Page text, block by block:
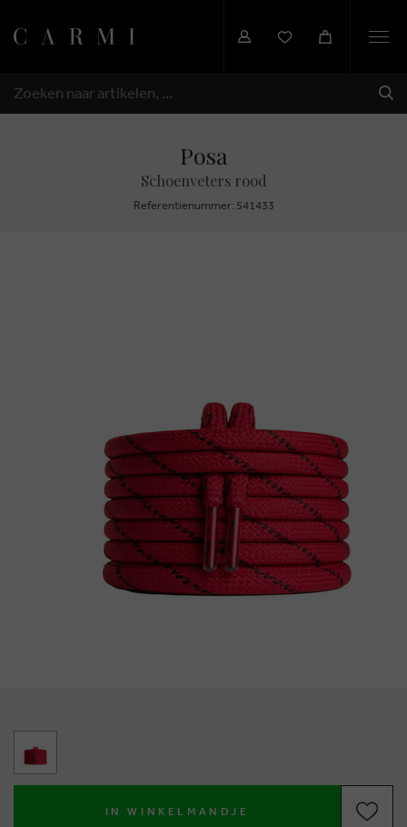
ZOEKEN
Posa
Schoenveters rood
Referentienummer: 541433
IN WINKELMANDJE